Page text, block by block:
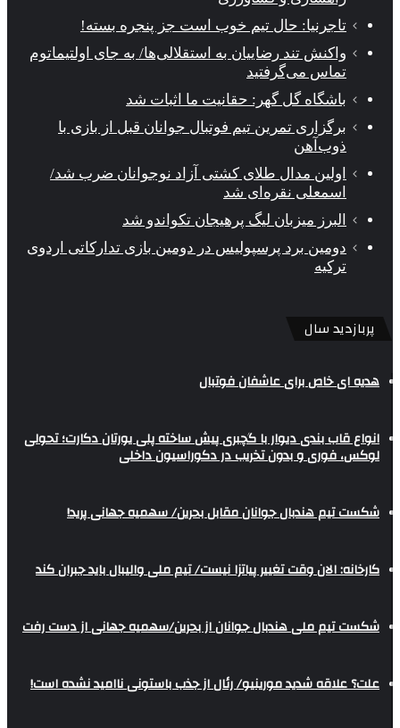
تاجرنیا: حال تیم خوب است جز پنجره بسته!
واکنش تند رضاییان به استقلالی‌ها/ به جای اولتیماتوم
تماس می‌گرفتید
باشگاه گل گهر: حقانیت ما اثبات شد
برگزاری تمرین تیم فوتبال جوانان قبل از بازی با
ذوب‌آهن
اولین مدال طلای کشتی آزاد نوجوانان ضرب شد/
اسمعلی نقره‌ای شد
البرز میزبان لیگ پرهیجان تکواندو شد
دومین برد پرسپولیس در دومین بازی تدارکاتی اردوی
ترکیه
پربازدید سال
هدیه ای خاص برای عاشفان فوتبال
انواع قاب بندی دیوار با گچبری پیش ساخته پلی یورتان دکارت؛ تحولی
لوکس، فوری و بدون تخریب در دکوراسیون داخلی
شکست تیم هندبال جوانان مقابل بحرین/ سهمیه جهانی پرید!
کارخانه: الان وقت تغییر پیاتزا نیست/ تیم ملی والیبال باید جبران کند
شکست تیم ملی هندبال جوانان از بحرین/سهمیه جهانی از دست رفت
علت؟ علاقه شدید مورینیو/ رئال از جذب باستونی ناامید نشده است!